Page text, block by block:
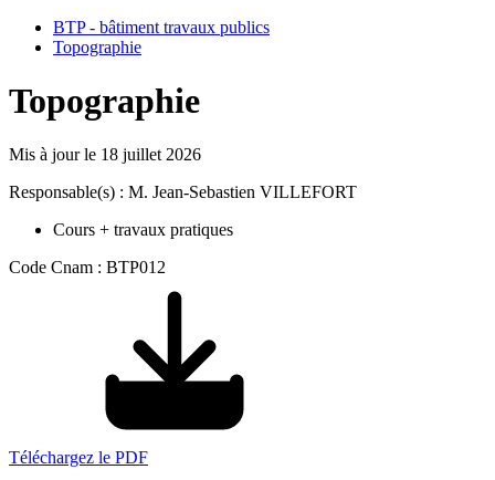
BTP - bâtiment travaux publics
Topographie
Topographie
Mis à jour le 18 juillet 2026
Responsable(s) : M. Jean-Sebastien VILLEFORT
Cours + travaux pratiques
Code Cnam : BTP012
Téléchargez le PDF